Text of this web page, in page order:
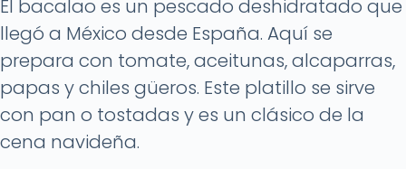
El bacalao es un pescado deshidratado que
llegó a México desde España. Aquí se
prepara con tomate, aceitunas, alcaparras,
papas y chiles güeros. Este platillo se sirve
con pan o tostadas y es un clásico de la
cena navideña.